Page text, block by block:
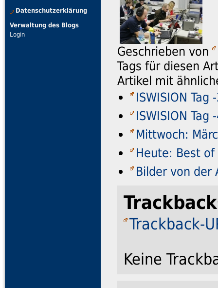
Datenschutzerklärung
Verwaltung des Blogs
Login
Geschrieben von
Tags für diesen
Artikel mit
ISWISION
ISWISION
Mittwoch:
Heute: Best
Bilder von der
Trackback-
Keine